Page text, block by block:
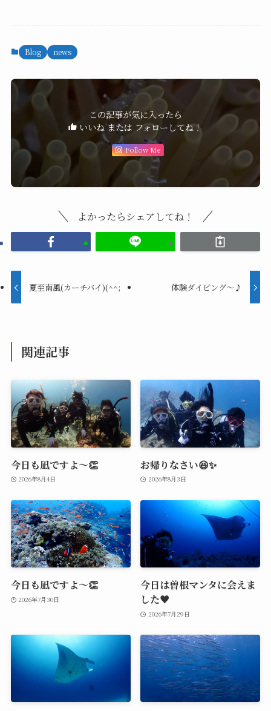
Blog news
この記事が気に入ったら
いいね または フォローしてね！
Follow Me
よかったらシェアしてね！
夏至南風(カーチバイ)(^^; 体験ダイビング～♪
関連記事
今日も凪ですよ～👏
2026年8月4日
お帰りなさい😆✨
2026年8月3日
今日も凪ですよ～👏
2026年7月30日
今日は曽根マンタに会えま
した♥️
2026年7月29日